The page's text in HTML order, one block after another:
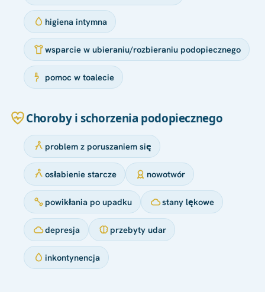
higiena intymna
wsparcie w ubieraniu/rozbieraniu podopiecznego
pomoc w toalecie
Choroby i schorzenia podopiecznego
problem z poruszaniem się
osłabienie starcze nowotwór
powikłania po upadku stany lękowe
depresja przebyty udar
inkontynencja